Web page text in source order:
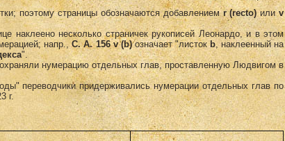
поэтому страницы обозначаются добавлениемr(recto)илиv
наклеено несколько страничек рукописей Леонардо, и в этом
напр.,С. А. 156 v (b)означает "листокb, наклеенный на
".
нумерацию отдельных глав, проставленную Людвигом в
переводчики придерживались нумерации отдельных глав по
г.